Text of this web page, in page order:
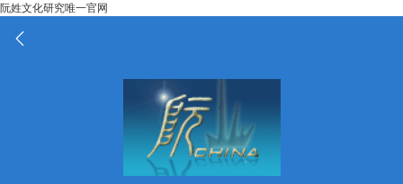
阮姓文化研究唯一官网